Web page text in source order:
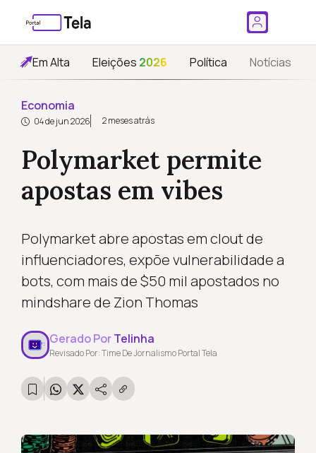
Em Alta Eleições 2026 Política Notícias
Economia
04 de jun 2026 2 meses atrás
Polymarket permite
apostas em vibes
Polymarket abre apostas em clout de
influenciadores, expõe vulnerabilidade a
bots, com mais de $50 mil apostados no
mindshare de Zion Thomas
Gerado PorTelinha
Revisado Por: Time De Jornalismo Portal Tela